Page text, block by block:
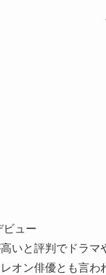
ビュー
いと評判でドラマ
オン俳優とも言わ